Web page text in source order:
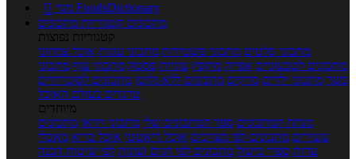

מנוי FoodsDictionary
מתכונים קטגוריות מתכונים
קטגוריות נפוצות
מתכוני סלטים מתכוני פשטידות מתכוני עוגות אוכל צמחוני
מתכונים לטבעוניים אפייה מוקפץ עוגיות פסטה מתכוני עוף מתכוני
בשר מתכוני ילדים מרקים מתכונים ללא גלוטן מתכונים לסוכרתיים
טרנדים בעולם האוכל
מיוחדים
מנתח המתכונים ספר המתכונים שלי מתכוני וידאו מתכונים
עשירים מתכונים לפי מצרכים אוכל דיאטטי אוכל בריא מאכלי
עדות ספרי בישול מתכונים לפי חגים ועונות לפי שיטות הכנה